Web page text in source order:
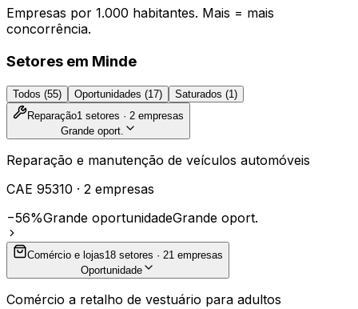
Empresas por 1.000 habitantes. Mais = mais
concorrência.
Setores em Minde
Todos (55) Oportunidades (17) Saturados (1)
Reparação1 setores · 2 empresas
Grande oport.
Reparação e manutenção de veículos automóveis
CAE 95310 · 2 empresas
−56%Grande oportunidadeGrande oport.
Comércio e lojas18 setores · 21 empresas
Oportunidade
Comércio a retalho de vestuário para adultos